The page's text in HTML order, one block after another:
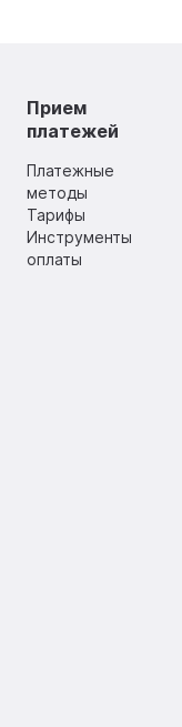
Прием
платежей
Платежные
методы
Тарифы
Инструменты
оплаты